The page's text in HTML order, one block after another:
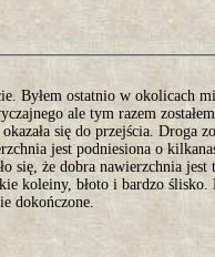
Byłem ostatnio w okolicach
ale tym razem
okazała się do przejścia. Droga
jest podniesiona o
się, że dobra nawierzchnia
koleiny, błoto i bardzo
dokończone.